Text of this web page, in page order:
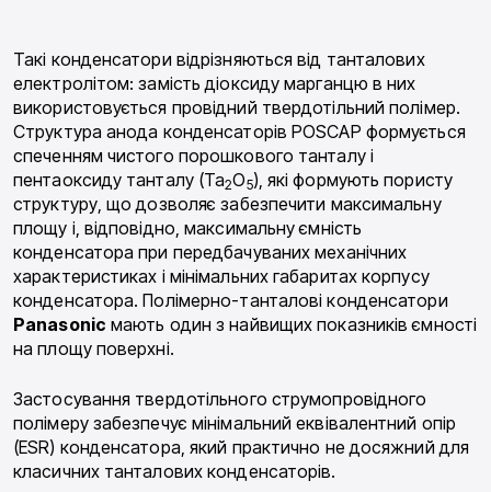
Такі конденсатори відрізняються від танталових
електролітом: замість діоксиду марганцю в них
використовується провідний твердотільний полімер.
Структура анода конденсаторів POSCAP формується
спеченням чистого порошкового танталу і
пентаоксиду танталу (Ta2O5), які формують пористу
структуру, що дозволяє забезпечити максимальну
площу і, відповідно, максимальну ємність
конденсатора при передбачуваних механічних
характеристиках і мінімальних габаритах корпусу
конденсатора. Полімерно-танталові конденсатори
Panasonic мають один з найвищих показників ємності
на площу поверхні.
Застосування твердотільного струмопровідного
полімеру забезпечує мінімальний еквівалентний опір
(ESR) конденсатора, який практично не досяжний для
класичних танталових конденсаторів.